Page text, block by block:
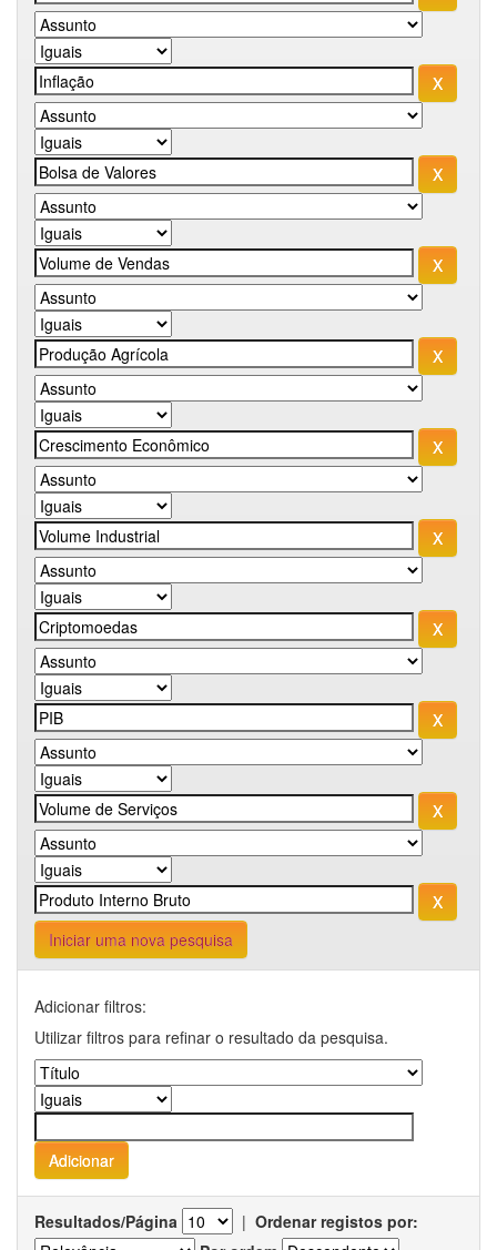
Iniciar uma nova pesquisa
Adicionar filtros:
Utilizar filtros para refinar o resultado da pesquisa.
Resultados/Página | Ordenar registos por: